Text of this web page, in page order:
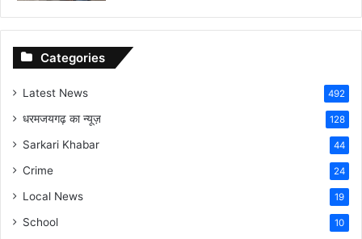
Categories
Latest News 492
धरमजयगढ़ का न्यूज़ 128
Sarkari Khabar 44
Crime 24
Local News 19
School 10